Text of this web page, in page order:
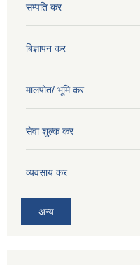
सम्पति कर
बिज्ञापन कर
मालपोत/ भूमि कर
सेवा शुल्क कर
व्यवसाय कर
अन्य